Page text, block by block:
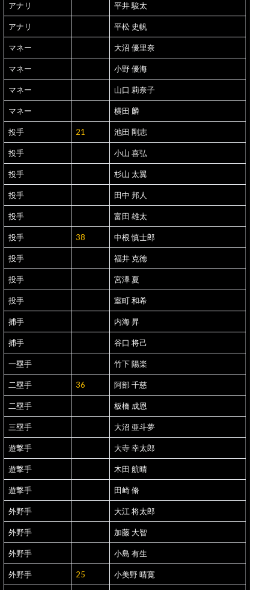
アナリ 平井 駿太
アナリ 平松 史帆
マネー 大沼 優里奈
マネー 小野 優海
マネー 山口 莉奈子
マネー 横田 麟
投手 21 池田 剛志
投手 小山 喜弘
投手 杉山 太翼
投手 田中 邦人
投手 富田 雄太
投手 38 中根 慎士郎
投手 福井 克徳
投手 宮澤 夏
投手 室町 和希
捕手 内海 昇
捕手 谷口 将己
一塁手 竹下 陽楽
二塁手 36 阿部 千慈
二塁手 板橋 成恩
三塁手 大沼 亜斗夢
遊撃手 大寺 幸太郎
遊撃手 木田 航晴
遊撃手 田崎 脩
外野手 大江 将太郎
外野手 加藤 大智
外野手 小島 有生
外野手 25 小美野 晴寛